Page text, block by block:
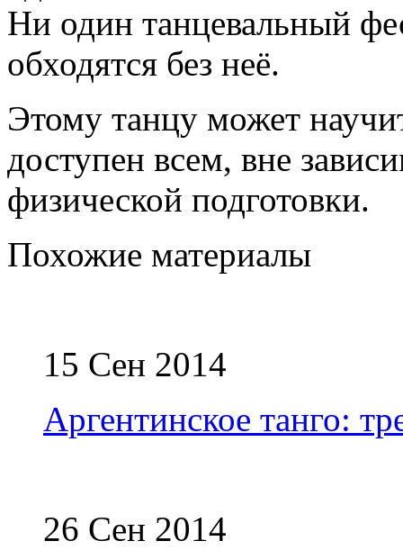
Ни один танцевальный
обходятся без неё.
Этому танцу может
доступен всем, вне
физической подготовки.
Похожие материалы
15 Сен 2014
Аргентинское танго:
26 Сен 2014